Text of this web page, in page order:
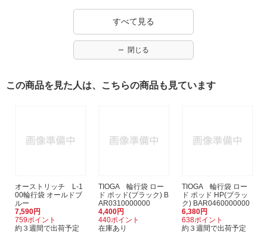
すべて見る
閉じる
この商品を見た人は、こちらの商品も見ています
オーストリッチ L-1
00輪行袋 オールドブ
ルー
7,590円
759ポイント
約３週間で出荷予定
TIOGA 輪行袋 ロー
ド ポッド(ブラック) B
AR0310000000
4,400円
440ポイント
在庫あり
TIOGA 輪行袋 ロー
ド ポッド HP(ブラッ
ク) BAR0460000000
6,380円
638ポイント
約３週間で出荷予定